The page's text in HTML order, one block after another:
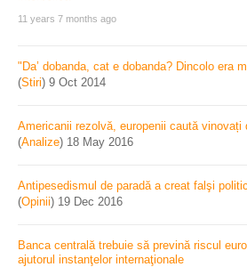
11 years 7 months ago
"Da’ dobanda, cat e dobanda? Dincolo era
(Stiri) 9 Oct 2014
Americanii rezolvă, europenii caută vinovați
(Analize) 18 May 2016
Antipesedismul de paradă a creat falşi
(Opinii) 19 Dec 2016
Banca centrală trebuie să prevină riscul
ajutorul instanţelor internaţionale